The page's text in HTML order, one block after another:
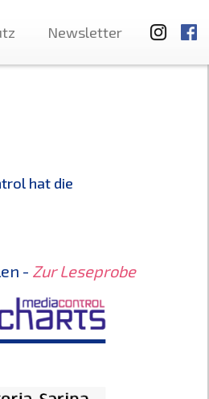
Newsletter
hat die
- Zur Leseprobe